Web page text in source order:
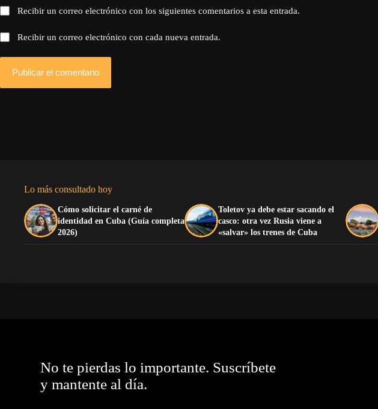
Recibir un correo electrónico con los siguientes comentarios a esta entrada.
Recibir un correo electrónico con cada nueva entrada.
Publicar el comentario
Lo más consultado hoy
Cómo solicitar el carné de
identidad en Cuba (Guía completa
2026)
Toletov ya debe estar sacando el
casco: otra vez Rusia viene a
«salvar» los trenes de Cuba
No te pierdas lo importante. Suscríbete
y mantente al día.